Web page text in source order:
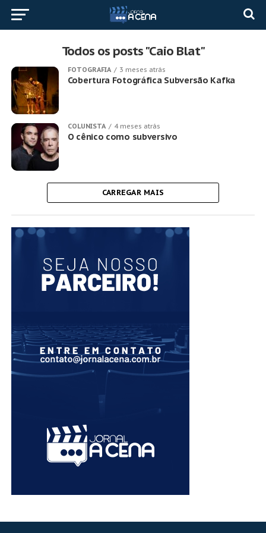
Todos os posts "Caio Blat"
FOTOGRAFIA 3 meses atrás
Cobertura Fotográfica Subversão Kafka
COLUNISTA 4 meses atrás
O cênico como subversivo
CARREGAR MAIS